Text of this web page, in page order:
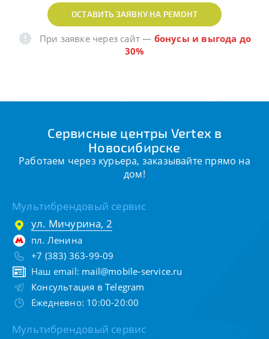
ОСТАВИТЬ ЗАЯВКУ НА РЕМОНТ
При заявке через сайт— бонусы и выгода до
30%
Сервисные центры Vertex в
Новосибирске
Работаем через курьера, заказывайте прямо на
дом!
Мультибрендовый сервис
ул. Мичурина, 2
пл. Ленина
+7 (383) 363-99-09
Наш email: mail@mobile-service.ru
Консультация в Telegram
Ежедневно: 10:00-20:00
Мультибрендовый сервис